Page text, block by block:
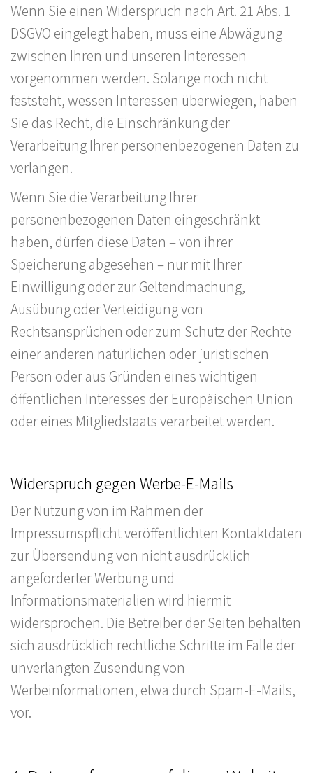
Wenn Sie einen Widerspruch nach Art. 21 Abs. 1
DSGVO eingelegt haben, muss eine Abwägung
zwischen Ihren und unseren Interessen
vorgenommen werden. Solange noch nicht
feststeht, wessen Interessen überwiegen, haben
Sie das Recht, die Einschränkung der
Verarbeitung Ihrer personenbezogenen Daten zu
verlangen.
Wenn Sie die Verarbeitung Ihrer
personenbezogenen Daten eingeschränkt
haben, dürfen diese Daten – von ihrer
Speicherung abgesehen – nur mit Ihrer
Einwilligung oder zur Geltendmachung,
Ausübung oder Verteidigung von
Rechtsansprüchen oder zum Schutz der Rechte
einer anderen natürlichen oder juristischen
Person oder aus Gründen eines wichtigen
öffentlichen Interesses der Europäischen Union
oder eines Mitgliedstaats verarbeitet werden.
Widerspruch gegen Werbe-E-Mails
Der Nutzung von im Rahmen der
Impressumspflicht veröffentlichten Kontaktdaten
zur Übersendung von nicht ausdrücklich
angeforderter Werbung und
Informationsmaterialien wird hiermit
widersprochen. Die Betreiber der Seiten behalten
sich ausdrücklich rechtliche Schritte im Falle der
unverlangten Zusendung von
Werbeinformationen, etwa durch Spam-E-Mails,
vor.